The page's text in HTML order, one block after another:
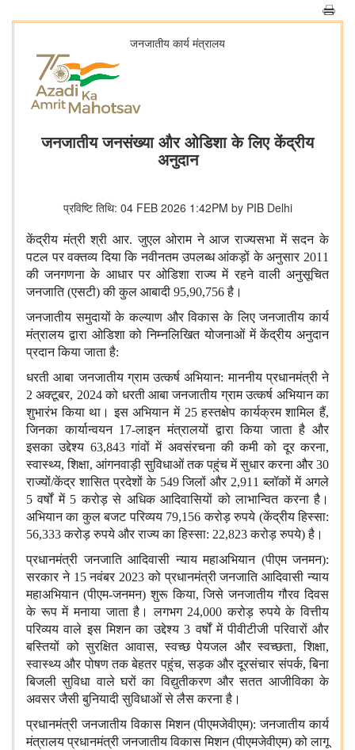
जनजातीय कार्य मंत्रालय
जनजातीय जनसंख्या और ओडिशा के लिए केंद्रीय
अनुदान
प्रविष्टि तिथि: 04 FEB 2026 1:42PM by PIB Delhi
केंद्रीय मंत्री श्री आर. जुएल ओराम ने आज राज्यसभा में सदन के
पटल पर वक्तव्य दिया कि नवीनतम उपलब्ध आंकड़ों के अनुसार 2011
की जनगणना के आधार पर ओडिशा राज्य में रहने वाली अनुसूचित
जनजाति (एसटी) की कुल आबादी 95,90,756 है।
जनजातीय समुदायों के कल्याण और विकास के लिए जनजातीय कार्य
मंत्रालय द्वारा ओडिशा को निम्नलिखित योजनाओं में केंद्रीय अनुदान
प्रदान किया जाता है:
धरती आबा जनजातीय ग्राम उत्कर्ष अभियान: माननीय प्रधानमंत्री ने
2 अक्टूबर, 2024 को धरती आबा जनजातीय ग्राम उत्कर्ष अभियान का
शुभारंभ किया था। इस अभियान में 25 हस्तक्षेप कार्यक्रम शामिल हैं,
जिनका कार्यान्वयन 17-लाइन मंत्रालयों द्वारा किया जाता है और
इसका उद्देश्य 63,843 गांवों में अवसंरचना की कमी को दूर करना,
स्वास्थ्य, शिक्षा, आंगनवाड़ी सुविधाओं तक पहुंच में सुधार करना और 30
राज्यों/केंद्र शासित प्रदेशों के 549 जिलों और 2,911 ब्लॉकों में अगले
5 वर्षों में 5 करोड़ से अधिक आदिवासियों को लाभान्वित करना है।
अभियान का कुल बजट परिव्यय 79,156 करोड़ रुपये (केंद्रीय हिस्सा:
56,333 करोड़ रुपये और राज्य का हिस्सा: 22,823 करोड़ रुपये) है।
प्रधानमंत्री जनजाति आदिवासी न्याय महाअभियान (पीएम जनमन):
सरकार ने 15 नवंबर 2023 को प्रधानमंत्री जनजाति आदिवासी न्याय
महाअभियान (पीएम-जनमन) शुरू किया, जिसे जनजातीय गौरव दिवस
के रूप में मनाया जाता है। लगभग 24,000 करोड़ रुपये के वित्तीय
परिव्यय वाले इस मिशन का उद्देश्य 3 वर्षों में पीवीटीजी परिवारों और
बस्तियों को सुरक्षित आवास, स्वच्छ पेयजल और स्वच्छता, शिक्षा,
स्वास्थ्य और पोषण तक बेहतर पहुंच, सड़क और दूरसंचार संपर्क, बिना
बिजली सुविधा वाले घरों का विद्युतीकरण और सतत आजीविका के
अवसर जैसी बुनियादी सुविधाओं से लैस करना है।
प्रधानमंत्री जनजातीय विकास मिशन (पीएमजेवीएम): जनजातीय कार्य
मंत्रालय प्रधानमंत्री जनजातीय विकास मिशन (पीएमजेवीएम) को लागू